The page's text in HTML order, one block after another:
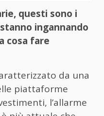
questi sono i
ingannando
cosa fare
da una
piattaforme
l’allarme